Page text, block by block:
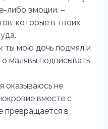
либо эмоции. –
которые в твоих
ты мою дочь подмял и
малявы подписывать
оказываюсь не
вместе с
превращается в